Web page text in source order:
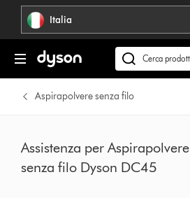
navigazione Italia
Cerca
su
dyson.it
Aspirapolvere senza filo
Assistenza per Aspirapolvere
senza filo Dyson DC45